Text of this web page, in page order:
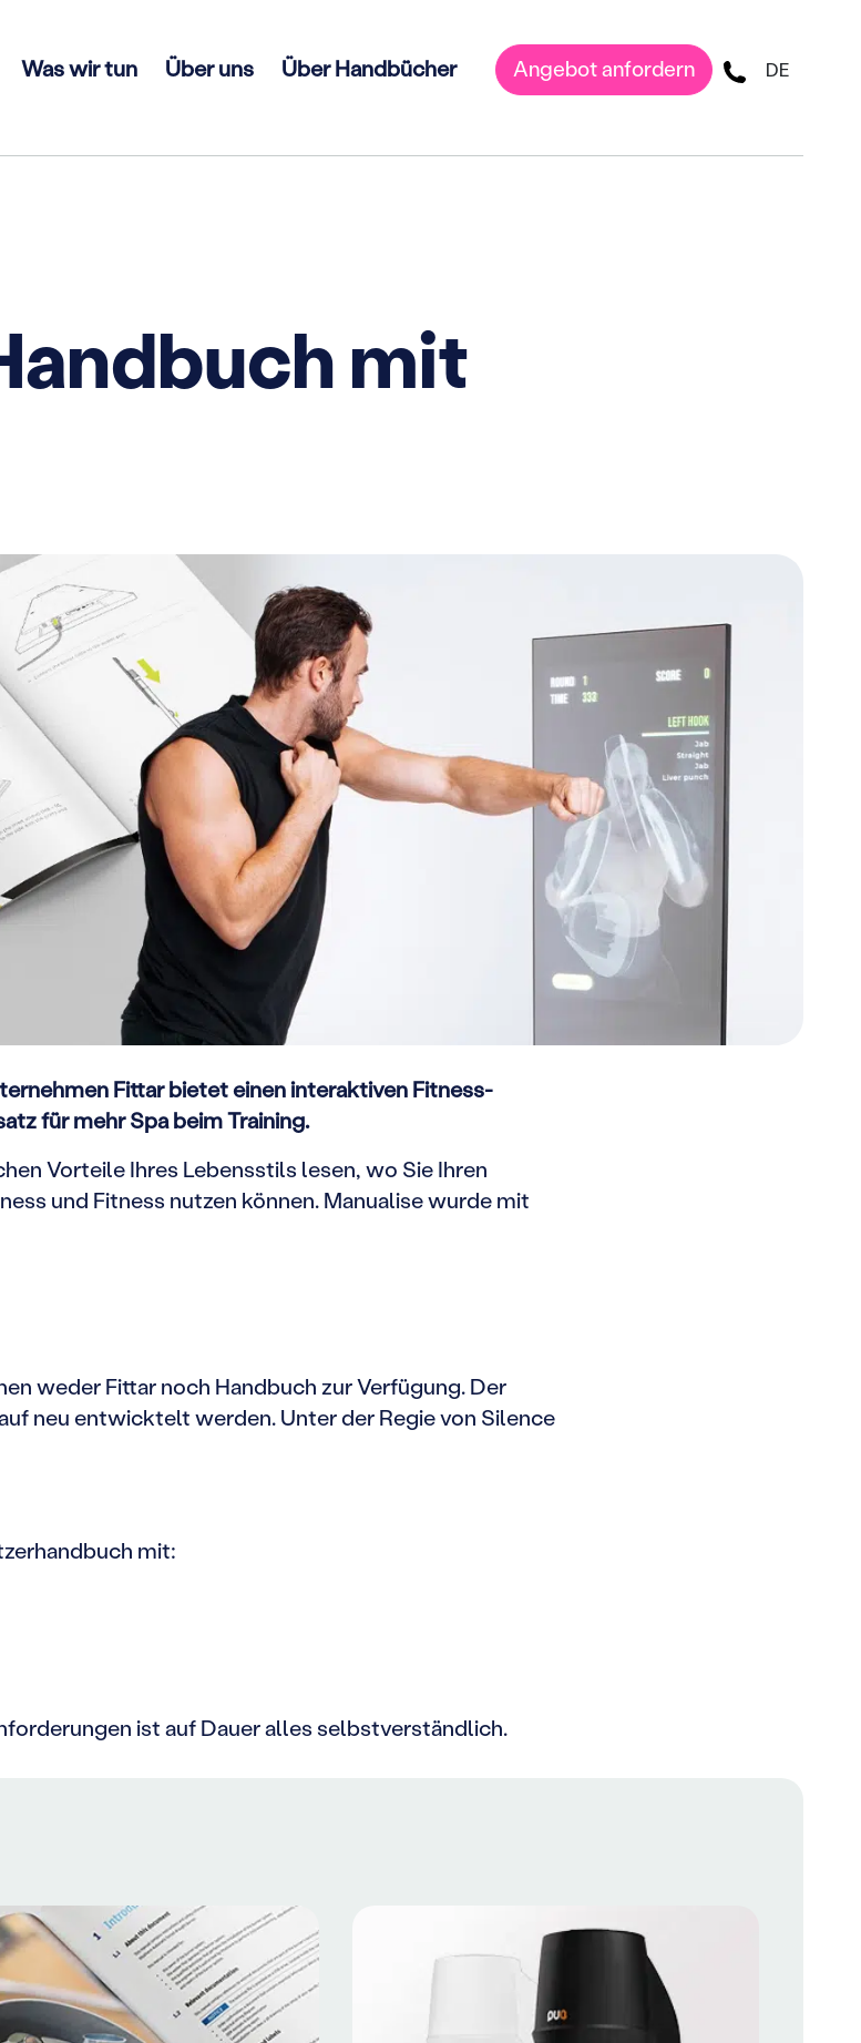
Was wir tun Über uns Über Handbücher Angebot anfordern DE
mit
Fittar bietet einen interaktiven Fitness-
für mehr Spa beim Training.
Vorteile Ihres Lebensstils lesen, wo Sie Ihren
und Fitness nutzen können.Manualise wurde mit
weder Fittar noch Handbuch zur Verfügung.Der
neu entwicktelt werden.Unter der Regie von Silence
mit:
ist auf Dauer alles selbstverständlich.